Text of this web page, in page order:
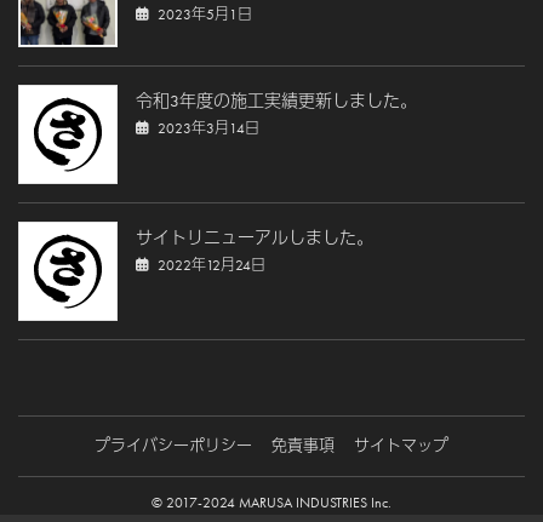
2023年5月1日
令和3年度の施工実績更新しました。
2023年3月14日
サイトリニューアルしました。
2022年12月24日
プライバシーポリシー 免責事項 サイトマップ
© 2017-2024 MARUSA INDUSTRIES Inc.